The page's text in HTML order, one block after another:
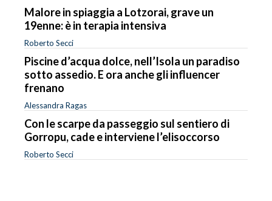
Malore in spiaggia a Lotzorai, grave un
19enne: è in terapia intensiva
Roberto Secci
Piscine d’acqua dolce, nell’Isola un paradiso
sotto assedio. E ora anche gli influencer
frenano
Alessandra Ragas
Con le scarpe da passeggio sul sentiero di
Gorropu, cade e interviene l’elisoccorso
Roberto Secci